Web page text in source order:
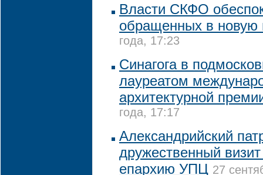
Власти СКФО
обращенных в новую
года, 17:23
Синагога в
лауреатом
архитектурной
года, 17:17
Александрийский
дружественный
епархию УПЦ 27